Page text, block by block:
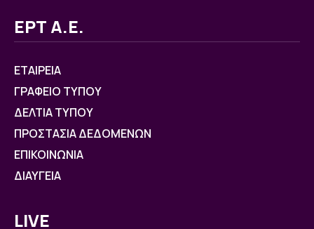
ΕΡΤ Α.Ε.
ΕΤΑΙΡΕΙΑ
ΓΡΑΦΕΙΟ ΤΥΠΟΥ
ΔΕΛΤΙΑ ΤΥΠΟΥ
ΠΡΟΣΤΑΣΙΑ ΔΕΔΟΜΕΝΩΝ
ΕΠΙΚΟΙΝΩΝΙΑ
ΔΙΑΥΓΕΙΑ
LIVE